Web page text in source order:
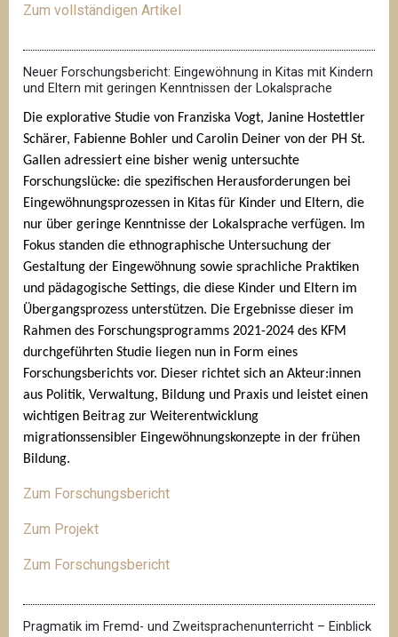
Zum vollständigen Artikel
Neuer Forschungsbericht: Eingewöhnung in Kitas mit Kindern
und Eltern mit geringen Kenntnissen der Lokalsprache
Die explorative Studie von Franziska Vogt, Janine Hostettler
Schärer, Fabienne Bohler und Carolin Deiner von der PH St.
Gallen adressiert eine bisher wenig untersuchte
Forschungslücke: die spezifischen Herausforderungen bei
Eingewöhnungsprozessen in Kitas für Kinder und Eltern, die
nur über geringe Kenntnisse der Lokalsprache verfügen. Im
Fokus standen die ethnographische Untersuchung der
Gestaltung der Eingewöhnung sowie sprachliche Praktiken
und pädagogische Settings, die diese Kinder und Eltern im
Übergangsprozess unterstützen. Die Ergebnisse dieser im
Rahmen des Forschungsprogramms 2021-2024 des KFM
durchgeführten Studie liegen nun in Form eines
Forschungsberichts vor. Dieser richtet sich an Akteur:innen
aus Politik, Verwaltung, Bildung und Praxis und leistet einen
wichtigen Beitrag zur Weiterentwicklung
migrationssensibler Eingewöhnungskonzepte in der frühen
Bildung.
Zum Forschungsbericht
Zum Projekt
Zum Forschungsbericht
Pragmatik im Fremd- und Zweitsprachenunterricht – Einblick